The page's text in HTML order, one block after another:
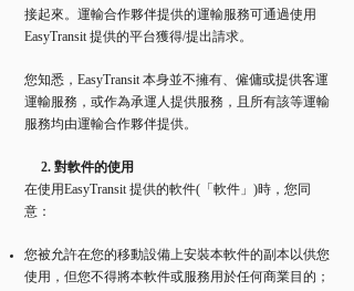
接起來。運輸合作夥伴提供的運輸服務可通過使用
EasyTransit 提供的平台獲得/提出請求。
您知悉，EasyTransit 本身並不擁有、僱傭或提供客運
運輸服務，或作為承運人提供服務，且所有該等運輸
服務均由運輸合作夥伴提供。
2. 對軟件的使用
在使用EasyTransit 提供的軟件(「軟件」)時，您同
意：
您被允許在您的移動設備上安裝本軟件的副本以供您
使用，但您不得將本軟件或服務用於任何商業目的；